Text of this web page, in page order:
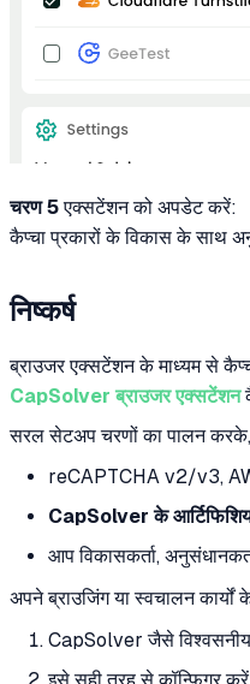
चरण 5एक्सटेंशन को अपडेट करें:
कैप्चा प्रकारों के विकास के साथ
निष्कर्ष
ब्राउजर एक्सटेंशन के माध्यम से
CapSolver ब्राउजर एक्सटेंशन
सरल सेटअप चरणों का पालन
reCAPTCHA v2/v3,
CapSolver के
आप विकासकर्ता,
अपने ब्राउजिंग या स्वचालन
CapSolver जैसे
इसे सही तरह से कॉन्फ़िगर